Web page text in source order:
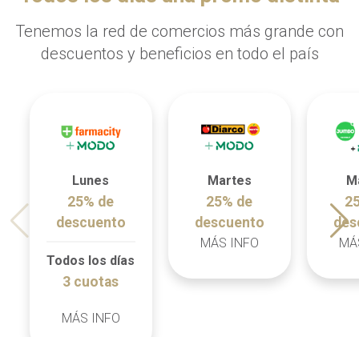
Tenemos la red de comercios más grande con
descuentos y beneficios en todo el país
Lunes
25% de
descuento
Todos los días
3 cuotas
MÁS INFO
Martes
25% de
descuento
MÁS INFO